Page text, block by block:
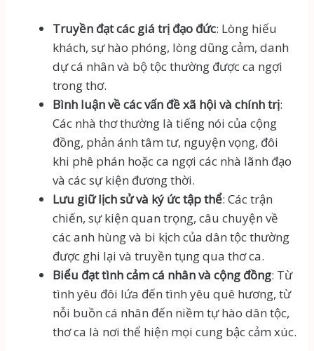
Truyền đạt các giá trị đạo đức: Lòng hiếu
khách, sự hào phóng, lòng dũng cảm, danh
dự cá nhân và bộ tộc thường được ca ngợi
trong thơ.
Bình luận về các vấn đề xã hội và chính trị:
Các nhà thơ thường là tiếng nói của cộng
đồng, phản ánh tâm tư, nguyện vọng, đôi
khi phê phán hoặc ca ngợi các nhà lãnh đạo
và các sự kiện đương thời.
Lưu giữ lịch sử và ký ức tập thể: Các trận
chiến, sự kiện quan trọng, câu chuyện về
các anh hùng và bi kịch của dân tộc thường
được ghi lại và truyền tụng qua thơ ca.
Biểu đạt tình cảm cá nhân và cộng đồng: Từ
tình yêu đôi lứa đến tình yêu quê hương, từ
nỗi buồn cá nhân đến niềm tự hào dân tộc,
thơ ca là nơi thể hiện mọi cung bậc cảm xúc.